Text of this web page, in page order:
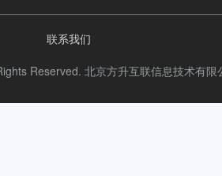
联系我们
Reserved. 北京方升互联信息技术有